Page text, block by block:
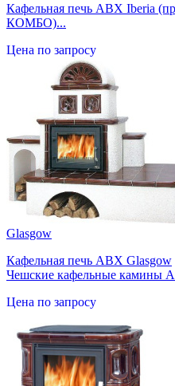
Кафельная печь ABX Iberia
КОМБО)...
Цена по запросу
Glasgow
Кафельная печь ABX Glasgow
Чешские кафельные камины
Цена по запросу